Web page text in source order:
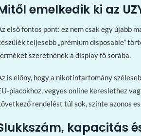
emelkedik ki az
első fontos pont: ez nem csak egy újabb
teljesebb „prémium disposable”
szeretnének a display fő sorába.
is előny, hogy a nikotintartomány
piacokhoz, vegyes online kereslethez
rendelést túl sok, szinte azonos
kapacitás